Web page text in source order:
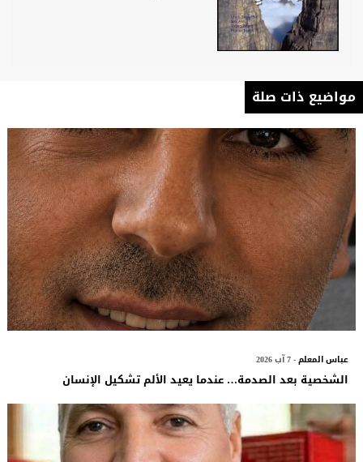
مواضيع ذات صلة
عباس المعلم- 7 آب 2026
الشخصية بعد الصدمة… عندما يعيد الألم تشكيل الإنسان